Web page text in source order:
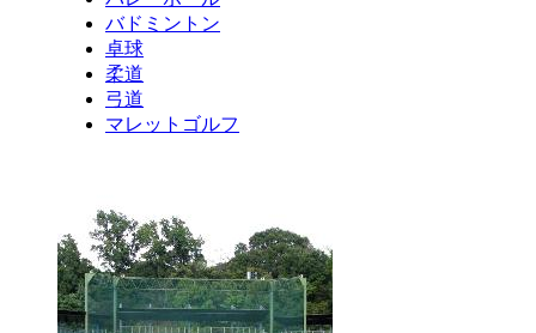
バドミントン
卓球
柔道
弓道
マレットゴルフ